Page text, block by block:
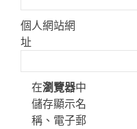
個人網站網
址
在瀏覽器中
儲存顯示名
稱、電子郵